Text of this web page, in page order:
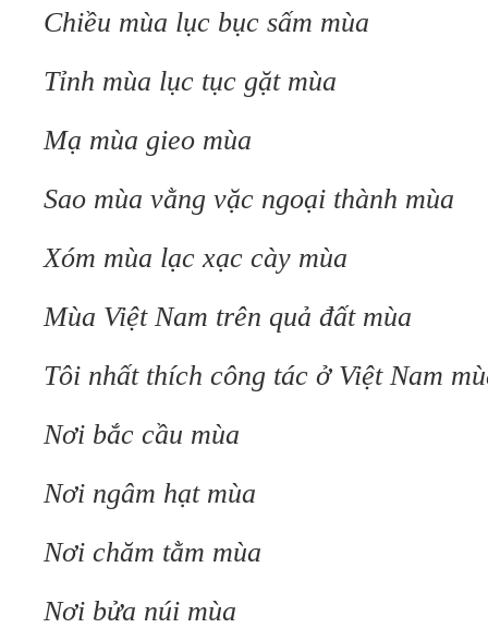
Chiều mùa lục bục sấm mùa
Tỉnh mùa lục tục gặt mùa
Mạ mùa gieo mùa
Sao mùa vằng vặc ngoại thành mùa
Xóm mùa lạc xạc cày mùa
Mùa Việt Nam trên quả đất mùa
Tôi nhất thích công tác ở Việt Nam
Nơi bắc cầu mùa
Nơi ngâm hạt mùa
Nơi chăm tằm mùa
Nơi bửa núi mùa